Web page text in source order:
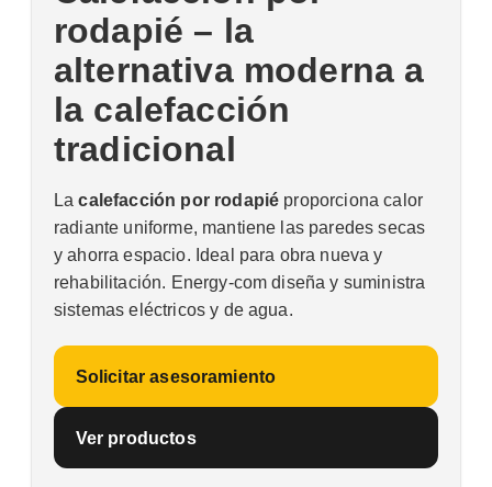
rodapié – la
alternativa moderna a
la calefacción
tradicional
Lacalefacción por rodapié proporciona calor
radiante uniforme, mantiene las paredes secas
y ahorra espacio. Ideal para obra nueva y
rehabilitación. Energy-com diseña y suministra
sistemas eléctricos y de agua.
Solicitar asesoramiento
Ver productos